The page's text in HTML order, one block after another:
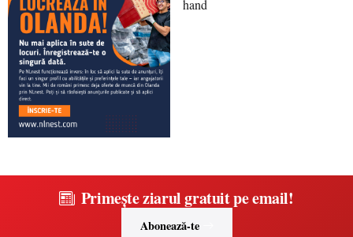
Primește ziarul gratuit pe email!
Abonează-te